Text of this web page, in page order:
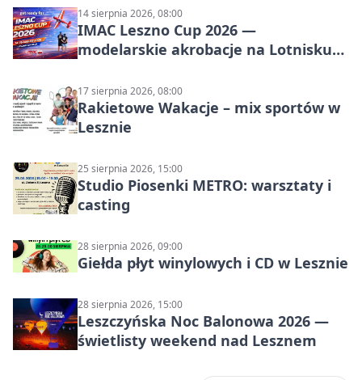
14 sierpnia 2026, 08:00
IMAC Leszno Cup 2026 —
modelarskie akrobacje na Lotnisku
17 sierpnia 2026, 08:00
Rakietowe Wakacje – mix sportów w
Lesznie
25 sierpnia 2026, 15:00
Studio Piosenki METRO: warsztaty i
casting
28 sierpnia 2026, 09:00
Giełda płyt winylowych i CD w Lesznie
28 sierpnia 2026, 15:00
Leszczyńska Noc Balonowa 2026 —
świetlisty weekend nad Lesznem